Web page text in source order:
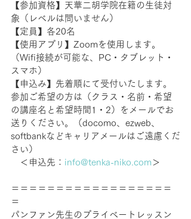
【参加資格】天華二胡学院在籍の生徒対
象（レベルは問いません）
【定員】各20名
【使用アプリ】Zoomを使用します。
（Wifi接続が可能な、PC・タブレット・
スマホ）
【申込み】先着順にて受付いたします。
参加ご希望の方は（クラス・名前・希望
の講座名と希望時間1・2）をメールでお
送りください。（docomo、ezweb、
softbankなどキャリアメールはご遠慮くだ
さい）
＜申込先： info@tenka-niko.com ＞
＝＝＝＝＝＝＝＝＝＝＝＝＝＝＝＝＝＝
＝
パンファン先生のプライベートレッスン